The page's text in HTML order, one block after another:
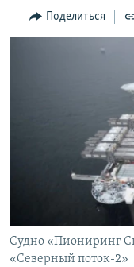
поискуИНФОГРАФИКА
ТЕЛЕПРОЕКТ
СОВЕТЫ
ПРОПАВШИЕ БЕЗ
ПОБЕДИТЕЛЕЙ НЕ
УКРАИНСКАЯ
КАК ОБОЙТИ
ПРИСОЕДИНЯЙТЕСЬ!
Все сайты RFE/
Поделиться
Судно «Пиониринг
«Северный поток-2»